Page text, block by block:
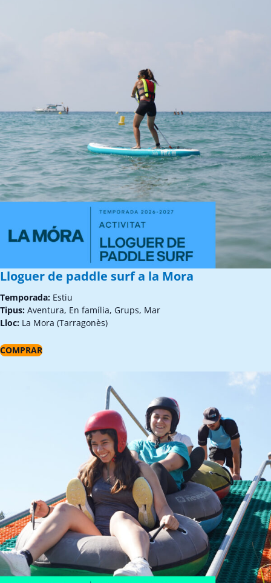
Lloguer de paddle surf a la Mora
Temporada: Estiu
Tipus: Aventura, En família, Grups, Mar
Lloc: La Mora (Tarragonès)
COMPRAR